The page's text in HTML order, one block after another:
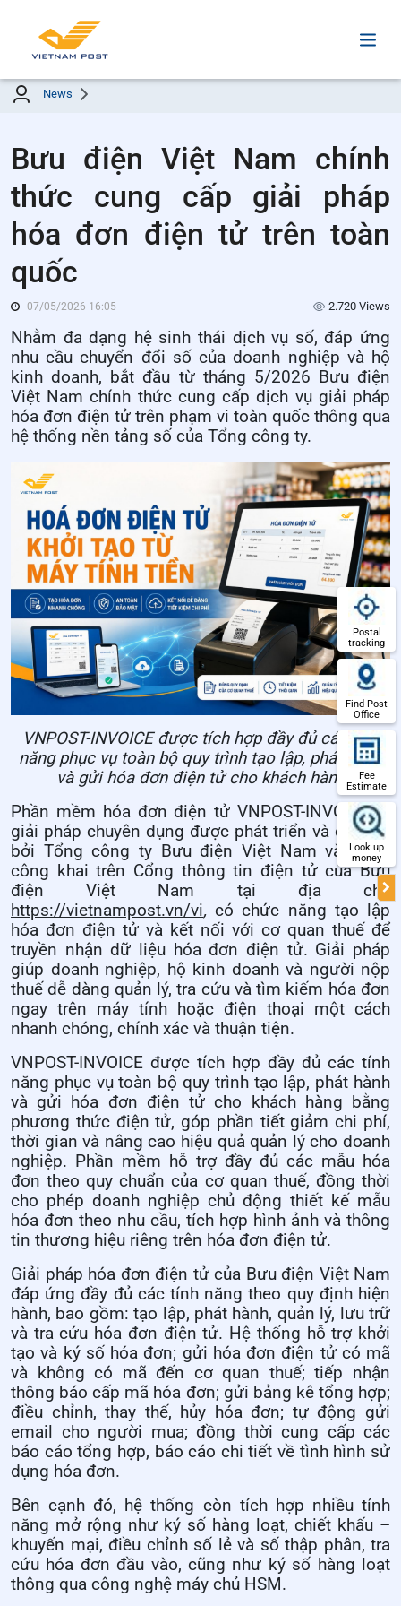
News
Bưu điện Việt Nam chính
thức cung cấp giải pháp
hóa đơn điện tử trên toàn
quốc
07/05/2026 16:05 2.720 Views
Nhằm đa dạng hệ sinh thái dịch vụ số, đáp ứng
nhu cầu chuyển đổi số của doanh nghiệp và hộ
kinh doanh, bắt đầu từ tháng 5/2026 Bưu điện
Việt Nam chính thức cung cấp dịch vụ giải pháp
hóa đơn điện tử trên phạm vi toàn quốc thông qua
hệ thống nền tảng số của Tổng công ty.
VNPOST-INVOICE được tích hợp đầy đủ các tính
năng phục vụ toàn bộ quy trình tạo lập, phát hành
và gửi hóa đơn điện tử cho khách hàng
Phần mềm hóa đơn điện tử VNPOST-INVOICE là
giải pháp chuyên dụng được phát triển và quản lý
bởi Tổng công ty Bưu điện Việt Nam và được
công khai trên Cổng thông tin điện tử của Bưu
điện Việt Nam tại địa chỉ:
https://vietnampost.vn/vi, có chức năng tạo lập
hóa đơn điện tử và kết nối với cơ quan thuế để
truyền nhận dữ liệu hóa đơn điện tử. Giải pháp
giúp doanh nghiệp, hộ kinh doanh và người nộp
thuế dễ dàng quản lý, tra cứu và tìm kiếm hóa đơn
ngay trên máy tính hoặc điện thoại một cách
nhanh chóng, chính xác và thuận tiện.
VNPOST-INVOICE được tích hợp đầy đủ các tính
năng phục vụ toàn bộ quy trình tạo lập, phát hành
và gửi hóa đơn điện tử cho khách hàng bằng
phương thức điện tử, góp phần tiết giảm chi phí,
thời gian và nâng cao hiệu quả quản lý cho doanh
nghiệp. Phần mềm hỗ trợ đầy đủ các mẫu hóa
đơn theo quy chuẩn của cơ quan thuế, đồng thời
cho phép doanh nghiệp chủ động thiết kế mẫu
hóa đơn theo nhu cầu, tích hợp hình ảnh và thông
tin thương hiệu riêng trên hóa đơn điện tử.
Giải pháp hóa đơn điện tử của Bưu điện Việt Nam
đáp ứng đầy đủ các tính năng theo quy định hiện
hành, bao gồm: tạo lập, phát hành, quản lý, lưu trữ
và tra cứu hóa đơn điện tử. Hệ thống hỗ trợ khởi
tạo và ký số hóa đơn; gửi hóa đơn điện tử có mã
và không có mã đến cơ quan thuế; tiếp nhận
thông báo cấp mã hóa đơn; gửi bảng kê tổng hợp;
điều chỉnh, thay thế, hủy hóa đơn; tự động gửi
email cho người mua; đồng thời cung cấp các
báo cáo tổng hợp, báo cáo chi tiết về tình hình sử
dụng hóa đơn.
Bên cạnh đó, hệ thống còn tích hợp nhiều tính
năng mở rộng như ký số hàng loạt, chiết khấu –
khuyến mại, điều chỉnh số lẻ và số thập phân, tra
cứu hóa đơn đầu vào, cũng như ký số hàng loạt
thông qua công nghệ máy chủ HSM.
Postal
tracking
Find Post
Office
Fee
Estimate
Look up
money